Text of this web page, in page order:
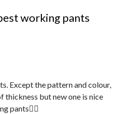
working pants
Except the pattern and colour,
thickness but new one is nice
pants👍🏼